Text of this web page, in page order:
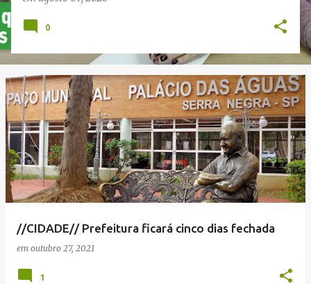
0
//CIDADE// Prefeitura ficará cinco dias fechada
em outubro 27, 2021
1